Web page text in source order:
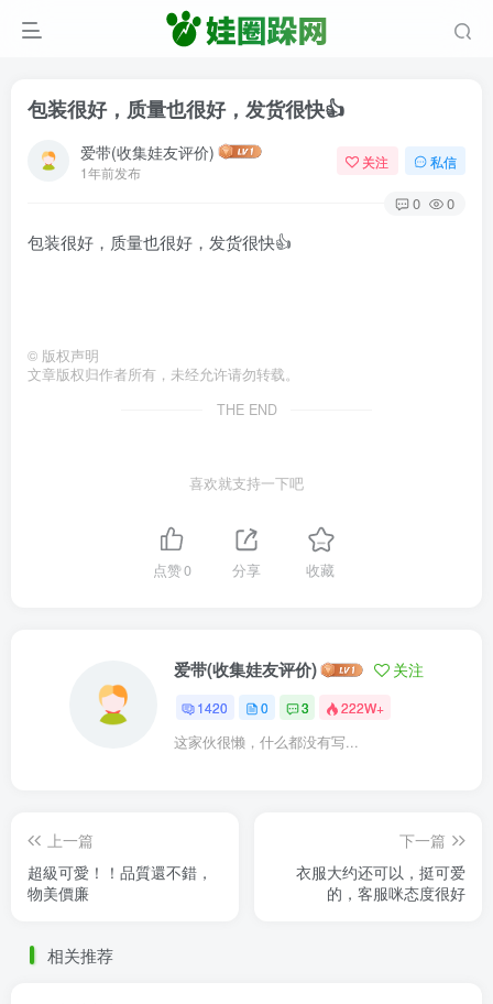
包装很好，质量也很好，发货很快👍
爱带(收集娃友评价)
1年前发布
关注 私信
0 0
包装很好，质量也很好，发货很快👍
© 版权声明
文章版权归作者所有，未经允许请勿转载。
THE END
喜欢就支持一下吧
点赞0 分享 收藏
爱带(收集娃友评价) 关注
1420 0 3 222W+
这家伙很懒，什么都没有写...
上一篇
超級可愛！！品質還不錯，
物美價廉
下一篇
衣服大约还可以，挺可爱
的，客服咪态度很好
相关推荐